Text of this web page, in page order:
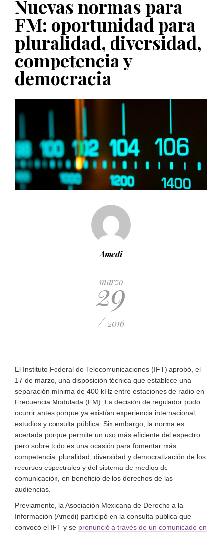
PUBLICADO EL 5 ENERO, 2023
Nuevas normas para
FM: oportunidad para
pluralidad, diversidad,
competencia y
democracia
Amedi
marzo
29
/ 2016
El Instituto Federal de Telecomunicaciones (IFT) aprobó, el
17 de marzo, una disposición técnica que establece una
separación mínima de 400 kHz entre estaciones de radio en
Frecuencia Modulada (FM). La decisión de regulador pudo
ocurrir antes porque ya existían experiencia internacional,
estudios y consulta pública. Sin embargo, la norma es
acertada porque permite un uso más eficiente del espectro
pero sobre todo es una ocasión para fomentar más
competencia, pluralidad, diversidad y democratización de los
recursos espectrales y del sistema de medios de
comunicación, en beneficio de los derechos de las
audiencias.
Previamente, la Asociación Mexicana de Derecho a la
Información (Amedi) participó en la consulta pública que
convocó el IFT y se pronunció a través de un comunicado en